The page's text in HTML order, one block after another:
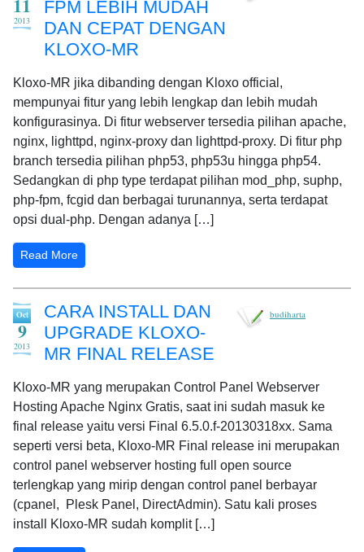
2013
FPM LEBIH MUDAH
DAN CEPAT DENGAN
KLOXO-MR
Kloxo-MR jika dibanding dengan Kloxo official,
mempunyai fitur yang lebih lengkap dan lebih mudah
konfigurasinya. Di fitur webserver tersedia pilihan apache,
nginx, lighttpd, nginx-proxy dan lighttpd-proxy. Di fitur php
branch tersedia pilihan php53, php53u hingga php54.
Sedangkan di php type terdapat pilihan mod_php, suphp,
php-fpm, fcgid dan berbagai turunannya, serta terdapat
opsi dual-php. Dengan adanya […]
Read More
Oct
9
2013
CARA INSTALL DAN
UPGRADE KLOXO-
MR FINAL RELEASE
budiharta
Kloxo-MR yang merupakan Control Panel Webserver
Hosting Apache Nginx Gratis, saat ini sudah masuk ke
final release yaitu versi Final 6.5.0.f-20130318xx. Sama
seperti versi beta, Kloxo-MR Final release ini merupakan
control panel webserver hosting full open source
terlengkap yang mirip dengan control panel berbayar
(cpanel, Plesk Panel, DirectAdmin). Satu kali proses
install Kloxo-MR sudah komplit […]